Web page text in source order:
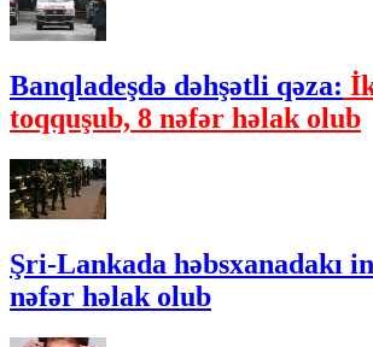
Banqladeşdə dəhşətli qəza:
toqquşub, 8 nəfər həlak olub
Şri-Lankada həbsxanadakı
nəfər həlak olub